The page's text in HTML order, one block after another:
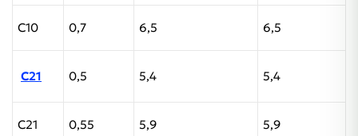
С10 0,7 6,5 6,5
С21 0,5 5,4 5,4
С21 0,55 5,9 5,9